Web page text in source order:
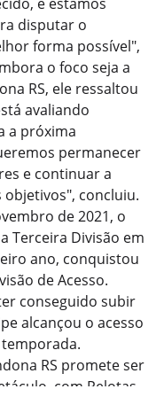
disputar o
forma possível",
o foco seja a
RS, ele ressaltou
avaliando
a próxima
permanecer
e continuar a
concluiu.
de 2021, o
Terceira Divisão em
ano, conquistou
de Acesso.
conseguido subir
alcançou o acesso
RS promete ser
com Pelotas